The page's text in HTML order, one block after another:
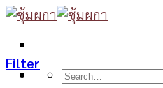
Skip
content
Search
Filter